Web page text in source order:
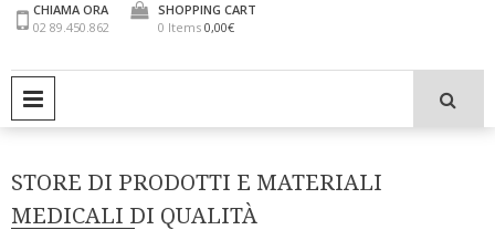
CHIAMA ORA
02 89.450.862
SHOPPING CART
0 Items 0,00€
STORE DI PRODOTTI E MATERIALI
MEDICALI DI QUALITÀ